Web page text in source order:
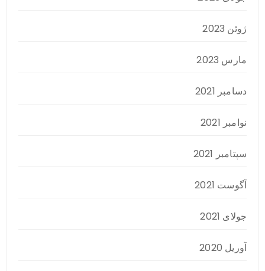
ژوئن 2023
مارس 2023
دسامبر 2021
نوامبر 2021
سپتامبر 2021
آگوست 2021
جولای 2021
آوریل 2020